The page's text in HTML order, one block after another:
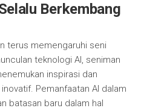
Berkembang
terus memengaruhi seni
teknologi AI, seniman
inspirasi dan
Pemanfaatan AI dalam
batasan baru dalam hal